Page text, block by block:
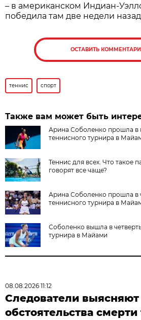
– в американском Индиан-
победила там две недели
ОСТАВИТЬ
теннис спорт
Также вам может быть
Арина Соболенко прошла в
теннисного турнира в
Теннис для всех. Что такое
говорят все чаще?
Арина Соболенко прошла в
теннисного турнира в
Соболенко вышла в
турнира в Майами
08.08.2026 11:12
Следователи выясняют
обстоятельства